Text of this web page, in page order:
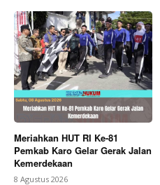
Meriahkan HUT RI Ke-81
Pemkab Karo Gelar Gerak Jalan
Kemerdekaan
8 Agustus 2026